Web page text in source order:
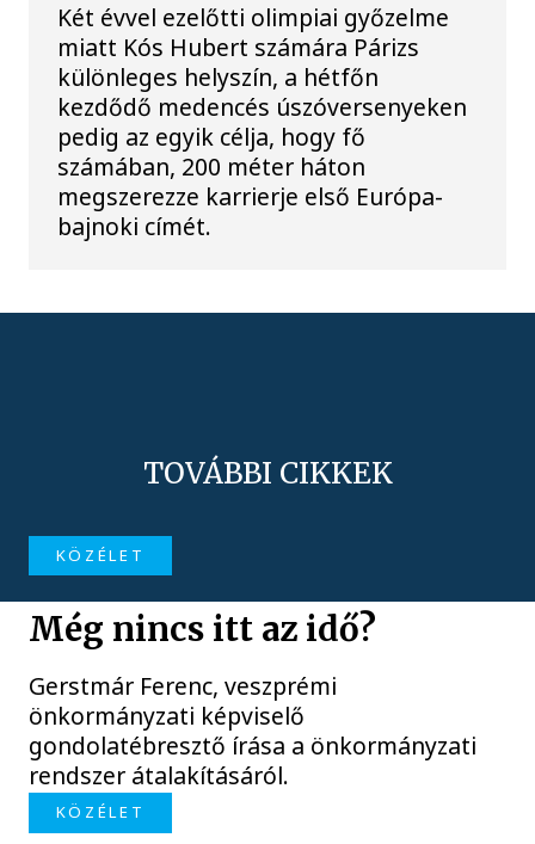
Két évvel ezelőtti olimpiai győzelme
miatt Kós Hubert számára Párizs
különleges helyszín, a hétfőn
kezdődő medencés úszóversenyeken
pedig az egyik célja, hogy fő
számában, 200 méter háton
megszerezze karrierje első Európa-
bajnoki címét.
TOVÁBBI CIKKEK
KÖZÉLET
Még nincs itt az idő?
Gerstmár Ferenc, veszprémi
önkormányzati képviselő
gondolatébresztő írása a önkormányzati
rendszer átalakításáról.
KÖZÉLET